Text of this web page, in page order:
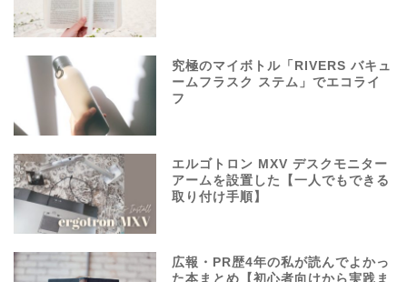
究極のマイボトル「RIVERS バキュ
ームフラスク ステム」でエコライ
フ
エルゴトロン MXV デスクモニター
アームを設置した【一人でもできる
取り付け手順】
広報・PR歴4年の私が読んでよかっ
た本まとめ【初心者向けから実践ま